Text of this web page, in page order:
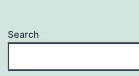
Search